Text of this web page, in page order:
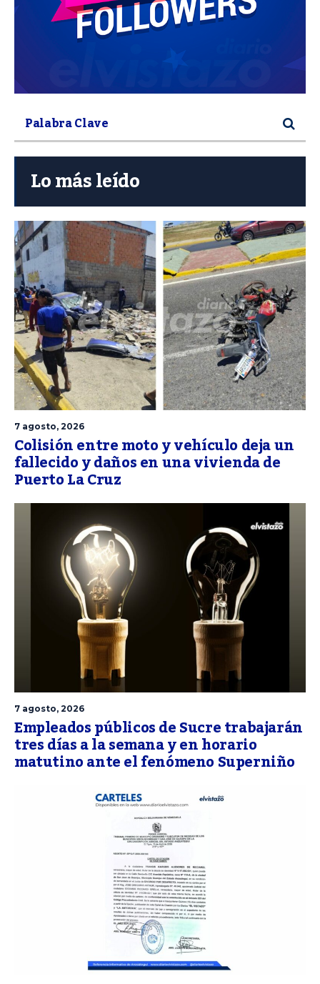
Lo más leído
7 agosto, 2026
Colisión entre moto y vehículo deja un
fallecido y daños en una vivienda de
Puerto La Cruz
7 agosto, 2026
Empleados públicos de Sucre trabajarán
tres días a la semana y en horario
matutino ante el fenómeno Superniño